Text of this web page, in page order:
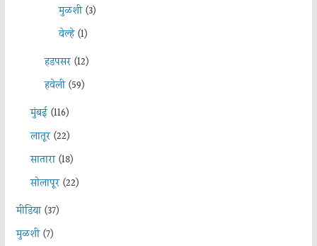
मुळशी(3)
वेल्हे(1)
हडपसर(12)
हवेली(59)
मुंबई(116)
लातूर(22)
सातारा(18)
सोलापूर(22)
मीडिया(37)
मुळशी(7)